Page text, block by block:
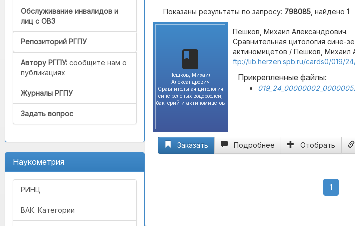
Обслуживание инвалидов и
лиц с ОВЗ
Репозиторий РГПУ
Автору РГПУ: сообщите нам о
публикациях
Журналы РГПУ
Задать вопрос
Наукометрия
РИНЦ
ВАК. Категории
Показаны результаты по запросу: 798085 , найдено 1
Пешков, Михаил
Александрович
Сравнительная цитология
сине-зеленых водорослей,
бактерий и актиномицетов
Пешков, Михаил Александрович.
Сравнительная цитология сине-
актиномицетов / Пешков, Михаил
ftp://lib.herzen.spb.ru/cards0/019/
Прикрепленные файлы:
Заказать Подробнее Отобрать
1